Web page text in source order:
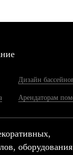
Дизайн
Арендаторам
оборудования